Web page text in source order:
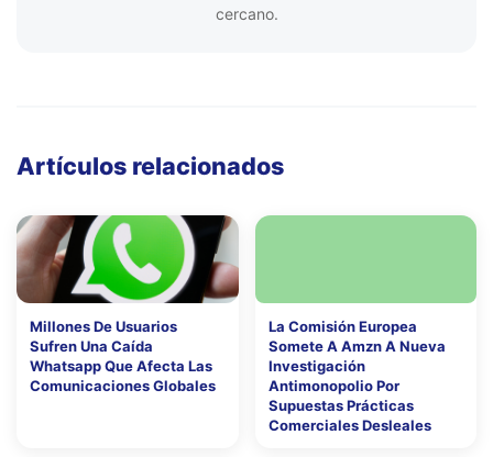
cercano.
Artículos relacionados
Millones De Usuarios
Sufren Una Caída
Whatsapp Que Afecta Las
Comunicaciones Globales
La Comisión Europea
Somete A Amzn A Nueva
Investigación
Antimonopolio Por
Supuestas Prácticas
Comerciales Desleales